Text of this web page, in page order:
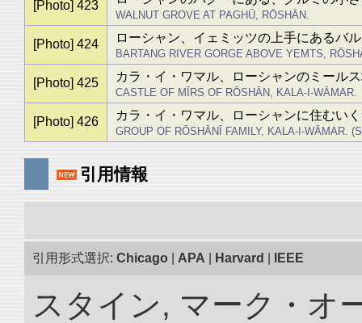
[Photo] 423
WALNUT GROVE AT PAGHŪ, RŌSHĀN.
[Photo] 424 ローシャン、イェミッツの上手にあるバ
BARTANG RIVER GORGE ABOVE YEMTS,
[Photo] 425 カラ・イ・ワマル、ローシャンのミール
CASTLE OF MĪRS OF RŌSHĀN, KALA-I-WĀMAR.
[Photo] 426 カラ・イ・ワマル、ローシャンに住むい
GROUP OF RŌSHĀNĪ FAMILY, KALA-I-WĀMAR.
引用情報
引用形式選択: Chicago APA Harvard IEEE
スタイン, マーク・オ